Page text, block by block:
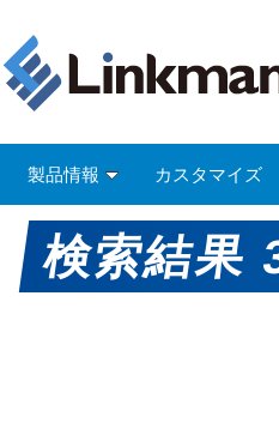
製品情報 カスタマイズ
検索結果